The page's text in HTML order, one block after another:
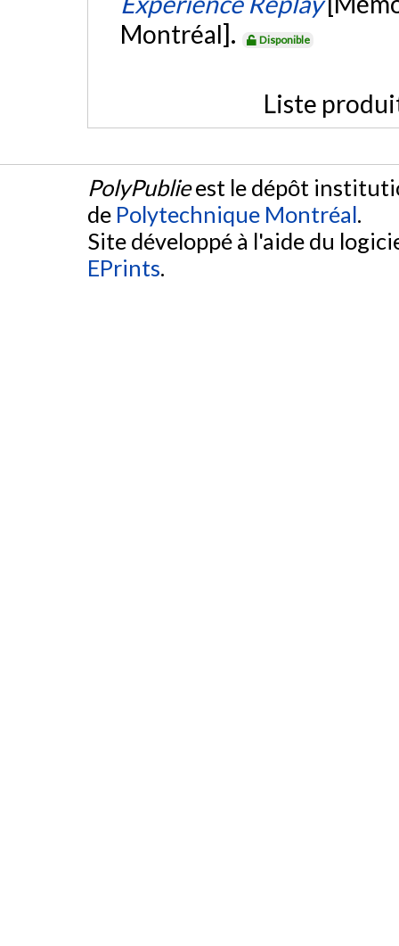
Montréal].
Disponible
Liste
PolyPublieest le dépôt
de Polytechnique Montréal.
Site développé à l'aide du
EPrints.